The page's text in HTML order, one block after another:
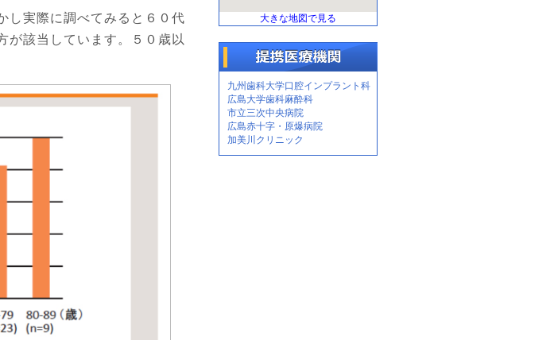
し実際に調べてみると６０代
が該当しています。５０歳以
大きな地図で見る
九州歯科大学口腔インプラント科
広島大学歯科麻酔科
市立三次中央病院
広島赤十字・原爆病院
加美川クリニック